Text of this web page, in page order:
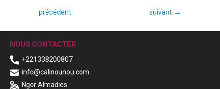
précédent
suivant →
NOUS CONTACTER
+221338200807
info@calinounou.com
Ngor Almadies